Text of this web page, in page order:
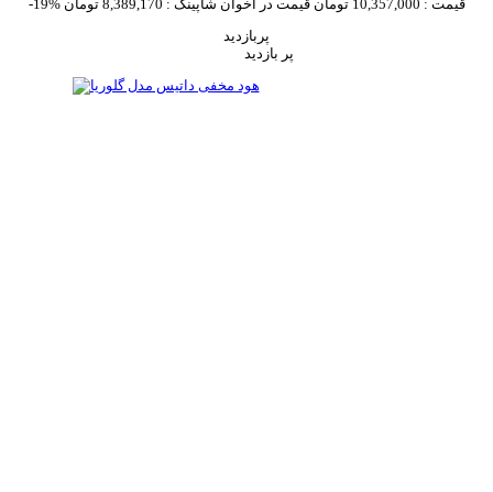
-19%
قیمت : 10,357,000 تومان قیمت در اخوان شاپینگ : 8,389,170 تومان
پربازدید
پر بازدید